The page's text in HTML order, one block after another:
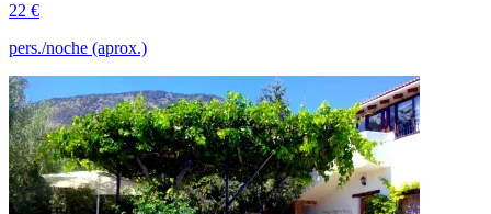
22 €
pers./noche (aprox.)